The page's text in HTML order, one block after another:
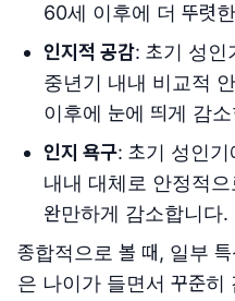
60세 이후에 더 뚜렷
인지적 공감: 초기 성인
중년기 내내 비교적
이후에 눈에 띄게 감
인지 욕구: 초기 성인
내내 대체로 안정적
완만하게 감소합니다.
종합적으로 볼 때, 일부
은 나이가 들면서 꾸준히